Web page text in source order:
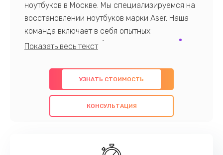
ноутбуков в Москве. Мы специализируемся на
восстановлении ноутбуков марки Aser. Наша
команда включает в себя опытных
профессионалов с обширными знаниями и
предлагаем быстрый и качественный ремонт с
использованием оригинальных компонентов, а
также гарантируем качество всех
проведенных работ. Наша цель - предоставить
наилучшим образом. Не медлите записаться на
УЗНАТЬ СТОИМОСТЬ
КОНСУЛЬТАЦИЯ